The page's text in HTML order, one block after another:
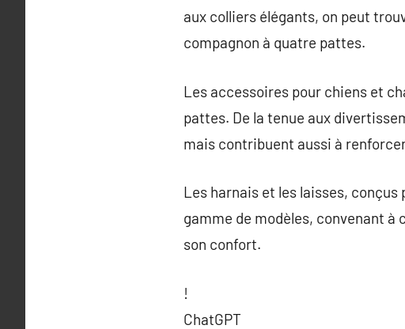
aux colliers élégants, on peut
compagnon à quatre pattes.
Les accessoires pour chiens et
pattes. De la tenue aux
mais contribuent aussi à
Les harnais et les laisses,
gamme de modèles, convenant à
son confort.
!
ChatGPT